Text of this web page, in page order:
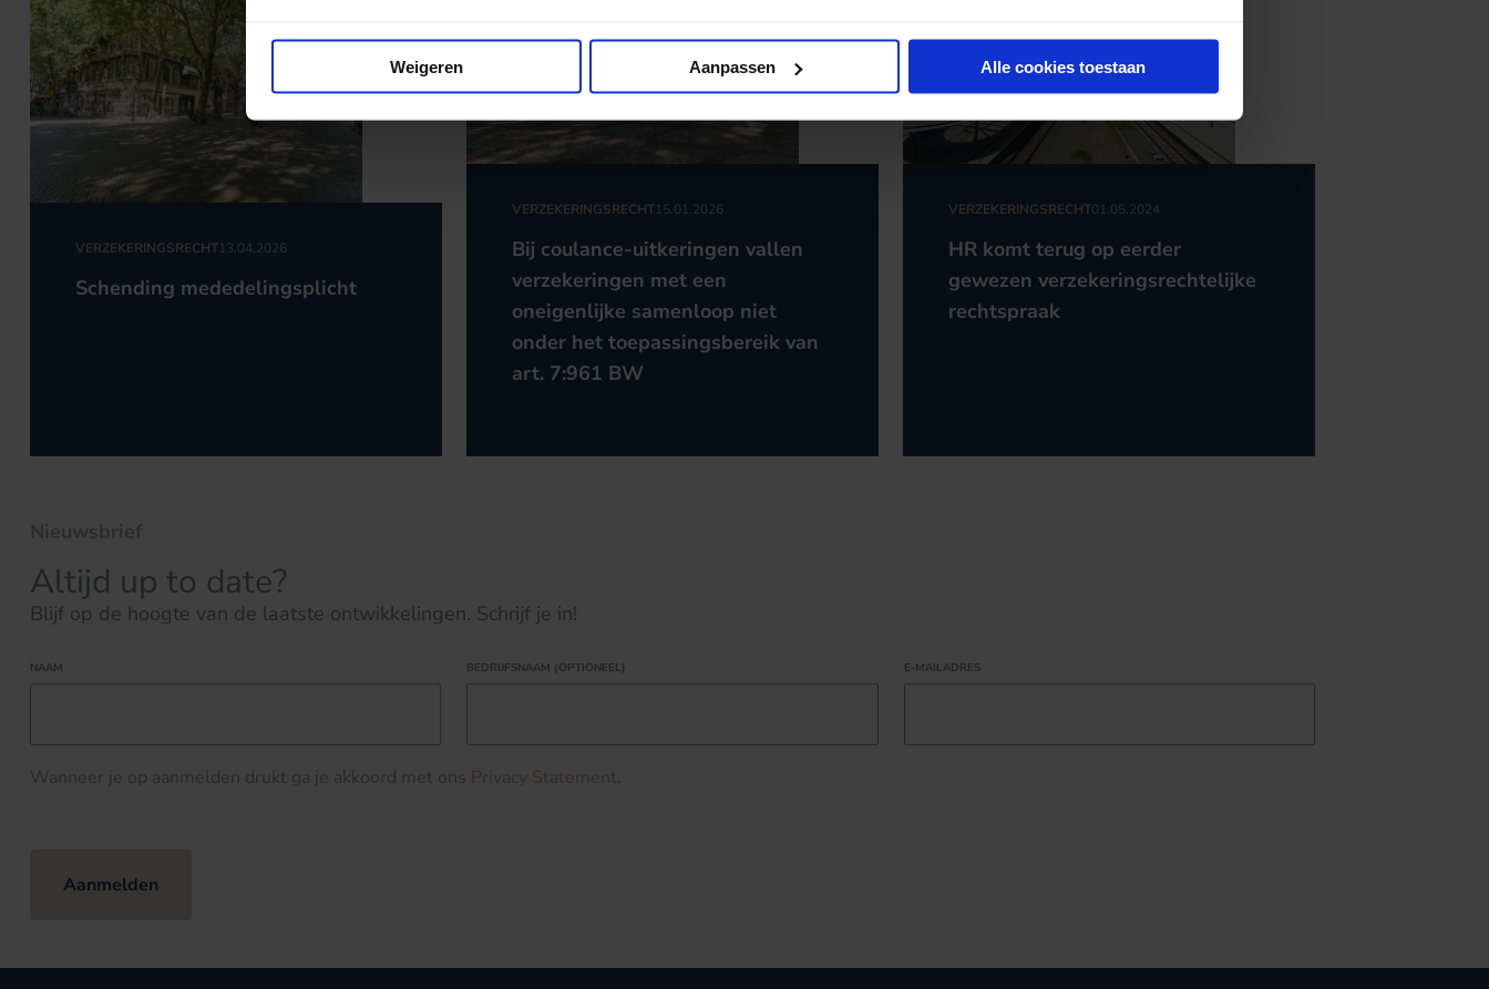
Weigeren Aanpassen Alle cookies toestaan
VERZEKERINGSRECHT13.04.2026
Schending mededelingsplicht
VERZEKERINGSRECHT15.01.2026
Bij coulance-uitkeringen vallen
verzekeringen met een
oneigenlijke samenloop niet
onder het toepassingsbereik van
art. 7:961 BW
VERZEKERINGSRECHT01.05.2024
HR komt terug op eerder
gewezen verzekeringsrechtelijke
rechtspraak
Nieuwsbrief
Altijd up to date?
Blijf op de hoogte van de laatste ontwikkelingen. Schrijf je in!
NAAM BEDRIJFSNAAM (OPTIONEEL) E-MAILADRES
Wanneer je op aanmelden drukt ga je akkoord met ons Privacy Statement.
Aanmelden